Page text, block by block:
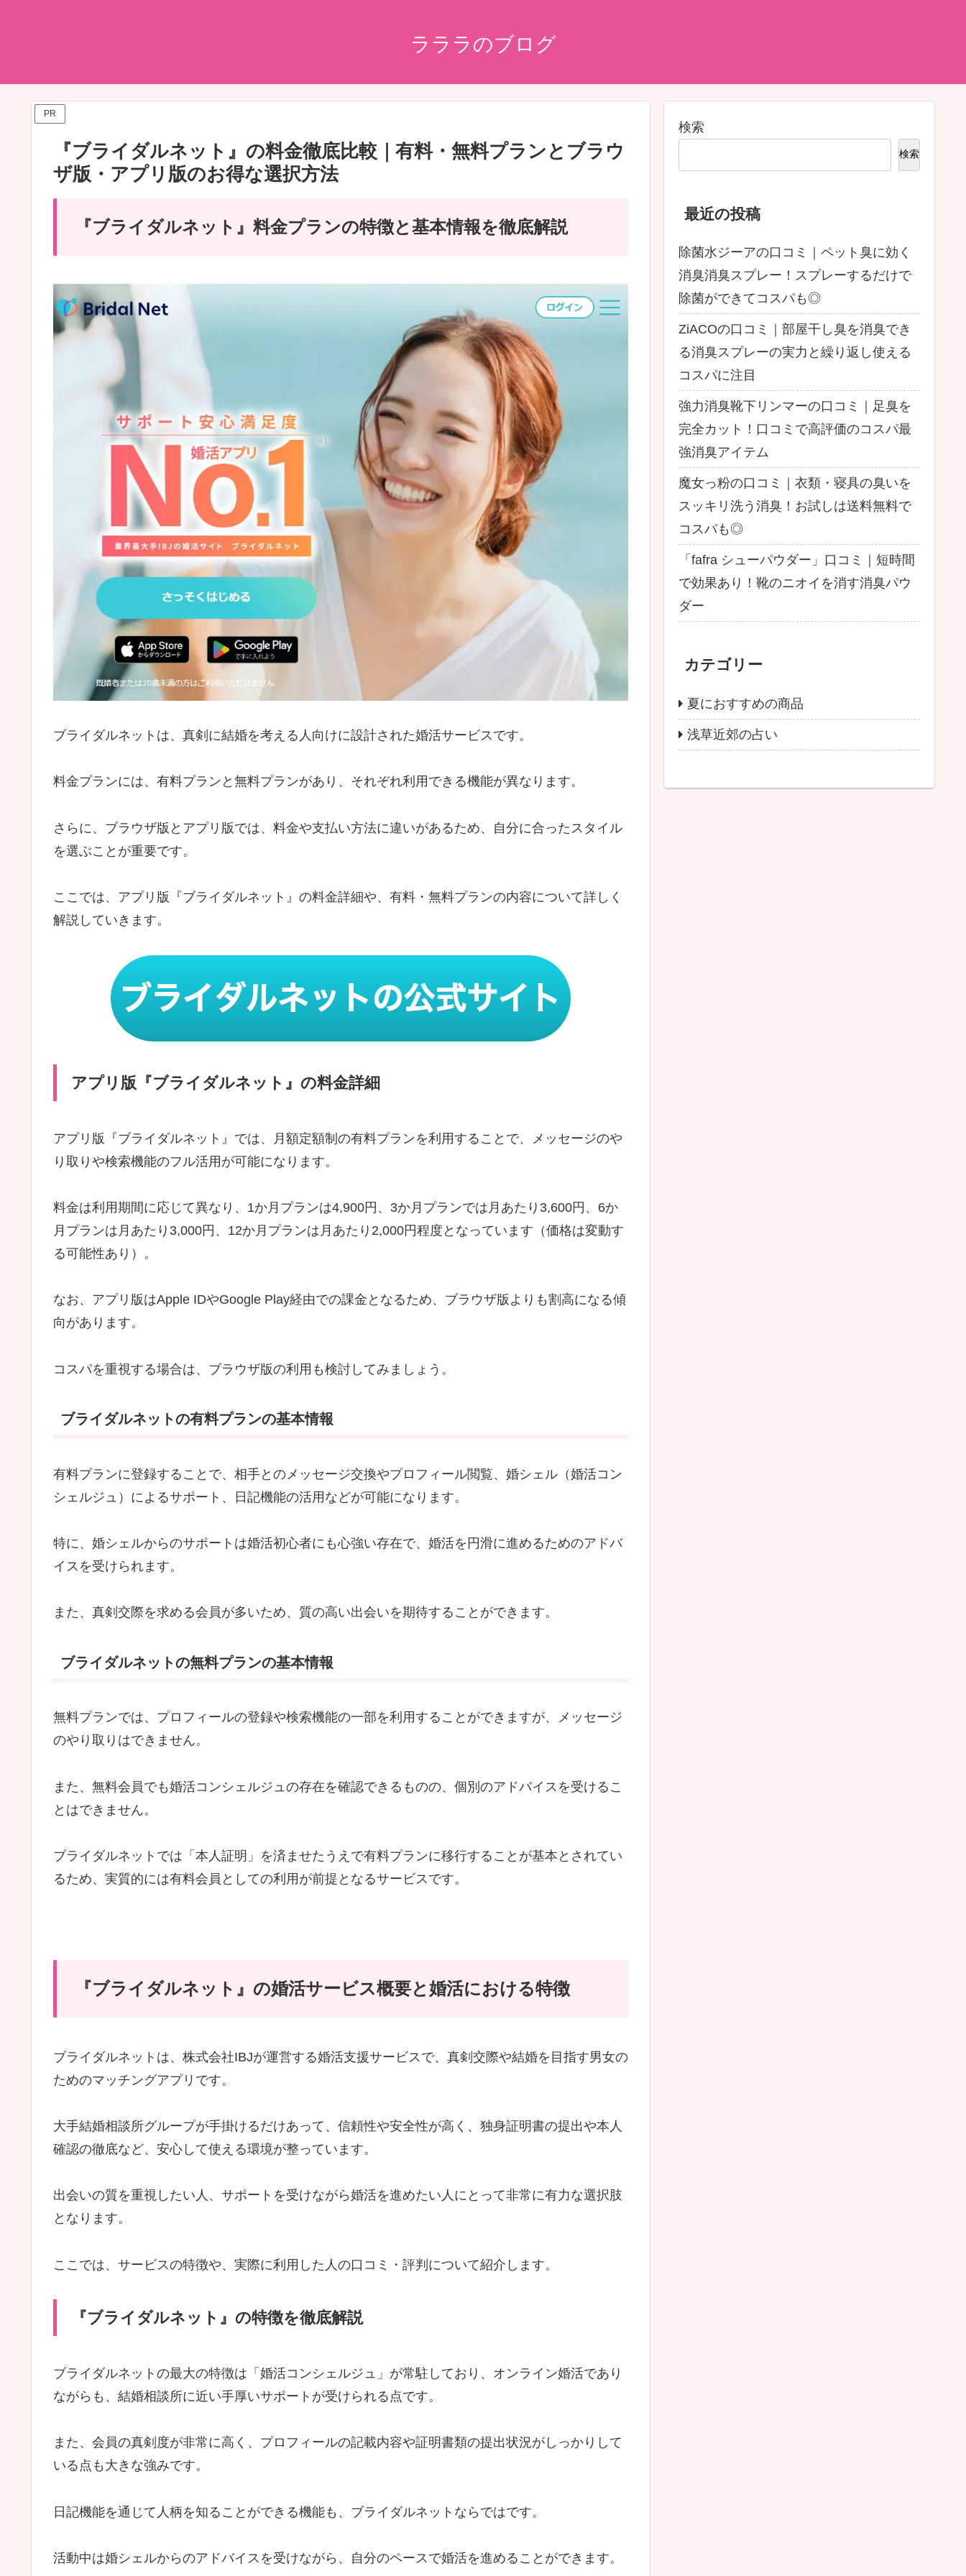
ラララのブログ
PR
『ブライダルネット』の料金徹底比較｜有料・無料プランとブラウ
ザ版・アプリ版のお得な選択方法
『ブライダルネット』料金プランの特徴と基本情報を徹底解説
ブライダルネットは、真剣に結婚を考える人向けに設計された婚活サービスです。
料金プランには、有料プランと無料プランがあり、それぞれ利用できる機能が異なります。
さらに、ブラウザ版とアプリ版では、料金や支払い方法に違いがあるため、自分に合ったスタイル
を選ぶことが重要です。
ここでは、アプリ版『ブライダルネット』の料金詳細や、有料・無料プランの内容について詳しく
解説していきます。
アプリ版『ブライダルネット』の料金詳細
アプリ版『ブライダルネット』では、月額定額制の有料プランを利用することで、メッセージのや
り取りや検索機能のフル活用が可能になります。
料金は利用期間に応じて異なり、1か月プランは4,900円、3か月プランでは月あたり3,600円、6か
月プランは月あたり3,000円、12か月プランは月あたり2,000円程度となっています（価格は変動す
る可能性あり）。
なお、アプリ版はApple IDやGoogle Play経由での課金となるため、ブラウザ版よりも割高になる傾
向があります。
コスパを重視する場合は、ブラウザ版の利用も検討してみましょう。
ブライダルネットの有料プランの基本情報
有料プランに登録することで、相手とのメッセージ交換やプロフィール閲覧、婚シェル（婚活コン
シェルジュ）によるサポート、日記機能の活用などが可能になります。
特に、婚シェルからのサポートは婚活初心者にも心強い存在で、婚活を円滑に進めるためのアドバ
イスを受けられます。
また、真剣交際を求める会員が多いため、質の高い出会いを期待することができます。
ブライダルネットの無料プランの基本情報
無料プランでは、プロフィールの登録や検索機能の一部を利用することができますが、メッセージ
のやり取りはできません。
また、無料会員でも婚活コンシェルジュの存在を確認できるものの、個別のアドバイスを受けるこ
とはできません。
ブライダルネットでは「本人証明」を済ませたうえで有料プランに移行することが基本とされてい
るため、実質的には有料会員としての利用が前提となるサービスです。
『ブライダルネット』の婚活サービス概要と婚活における特徴
ブライダルネットは、株式会社IBJが運営する婚活支援サービスで、真剣交際や結婚を目指す男女の
ためのマッチングアプリです。
大手結婚相談所グループが手掛けるだけあって、信頼性や安全性が高く、独身証明書の提出や本人
確認の徹底など、安心して使える環境が整っています。
出会いの質を重視したい人、サポートを受けながら婚活を進めたい人にとって非常に有力な選択肢
となります。
ここでは、サービスの特徴や、実際に利用した人の口コミ・評判について紹介します。
『ブライダルネット』の特徴を徹底解説
ブライダルネットの最大の特徴は「婚活コンシェルジュ」が常駐しており、オンライン婚活であり
ながらも、結婚相談所に近い手厚いサポートが受けられる点です。
また、会員の真剣度が非常に高く、プロフィールの記載内容や証明書類の提出状況がしっかりして
いる点も大きな強みです。
日記機能を通じて人柄を知ることができる機能も、ブライダルネットならではです。
活動中は婚シェルからのアドバイスを受けながら、自分のペースで婚活を進めることができます。
検索
検索
最近の投稿
除菌水ジーアの口コミ｜ペット臭に効く
消臭消臭スプレー！スプレーするだけで
除菌ができてコスパも◎
ZiACOの口コミ｜部屋干し臭を消臭でき
る消臭スプレーの実力と繰り返し使える
コスパに注目
強力消臭靴下リンマーの口コミ｜足臭を
完全カット！口コミで高評価のコスパ最
強消臭アイテム
魔女っ粉の口コミ｜衣類・寝具の臭いを
スッキリ洗う消臭！お試しは送料無料で
コスパも◎
「fafra シューパウダー」口コミ｜短時間
で効果あり！靴のニオイを消す消臭パウ
ダー
カテゴリー
夏におすすめの商品
浅草近郊の占い